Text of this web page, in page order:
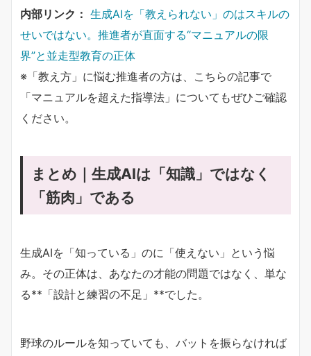
内部リンク： 生成AIを「教えられない」のはスキルの
せいではない。推進者が直面する“マニュアルの限
界”と並走型教育の正体
※「教え方」に悩む推進者の方は、こちらの記事で
「マニュアルを超えた指導法」についてもぜひご確認
ください。
まとめ｜生成AIは「知識」ではなく
「筋肉」である
生成AIを「知っている」のに「使えない」という悩
み。その正体は、あなたの才能の問題ではなく、単な
る**「設計と練習の不足」**でした。
野球のルールを知っていても、バットを振らなければ